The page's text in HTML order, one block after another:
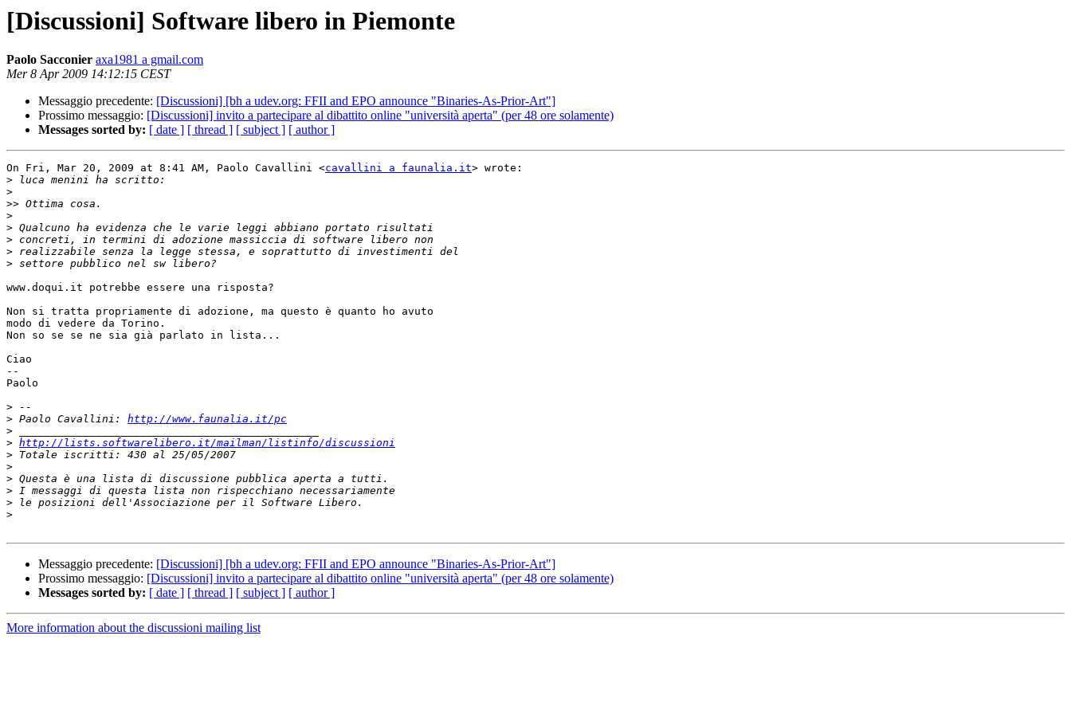
[Discussioni] Software libero in Piemonte
Paolo Sacconier axa1981 a gmail.com
Mer 8 Apr 2009 14:12:15 CEST
Messaggio precedente: [Discussioni] [bh a udev.org: FFII and EPO announce "Binaries-As-Prior-Art"]
Prossimo messaggio: [Discussioni] invito a partecipare al dibattito online "università aperta" (per 48 ore solamente)
Messages sorted by: [ date ] [ thread ] [ subject ] [ author ]
On Fri, Mar 20, 2009 at 8:41 AM, Paolo Cavallini <cavallini a faunalia.it> wrote:
>
>
>>
>
>
>
>
>
www.doqui.it potrebbe essere una risposta?
Non si tratta propriamente di adozione, ma questo è quanto ho avuto
modo di vedere da Torino.
Non so se se ne sia già parlato in lista...
Ciao
--
Paolo
>
> Paolo Cavallini: http://www.faunalia.it/pc
>
> http://lists.softwarelibero.it/mailman/listinfo/discussioni
>
>
>
>
>
>
Messaggio precedente: [Discussioni] [bh a udev.org: FFII and EPO announce "Binaries-As-Prior-Art"]
Prossimo messaggio: [Discussioni] invito a partecipare al dibattito online "università aperta" (per 48 ore solamente)
Messages sorted by: [ date ] [ thread ] [ subject ] [ author ]
More information about the discussioni mailing list